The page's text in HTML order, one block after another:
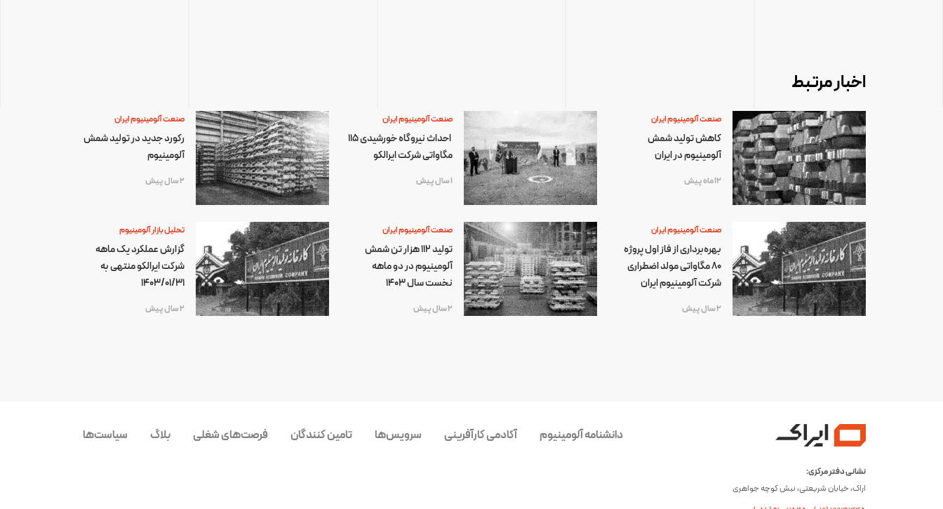
اخبار مرتبط
صنعت آلومینیوم ایران
کاهش تولید شمش
آلومینیوم در ایران
12 ماه پیش
صنعت آلومینیوم ایران
احداث نیروگاه خورشیدی ۱۱۵
مگاواتی شرکت ایرالکو
1 سال پیش
صنعت آلومینیوم ایران
رکورد جدید در تولید شمش
آلومینیوم
2 سال پیش
صنعت آلومینیوم ایران
بهره‌برداری از فاز اول پروژه
۸۰ مگاواتی مولد اضطراری
شرکت آلومینیوم ایران
2 سال پیش
صنعت آلومینیوم ایران
تولید 112 هزار تن شمش
آلومینیوم در دو ماهه
نخست سال 1403
2 سال پیش
تحلیل بازار آلومینیوم
گزارش عملکرد یک ماهه
شرکت ایرالکو منتهی به
1403/01/31
2 سال پیش
دانشنامه آلومینیوم آکادمی کارآفرینی سرویس‌ها تامین کنندگان فرصت‌های شغلی بلاگ سیاست‌ها
نشانی دفتر مرکزی:
اراک، خیابان شریعتی، نبش کوچه جواهری